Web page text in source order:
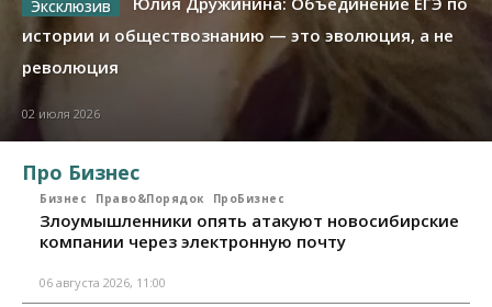
истории и обществознанию — это эволюция, а не
революция
02 июля 2026
Про Бизнес
Бизнес Право&Порядок ПроБизнес
Злоумышленники опять атакуют новосибирские
компании через электронную почту
06 августа 2026, 11:00